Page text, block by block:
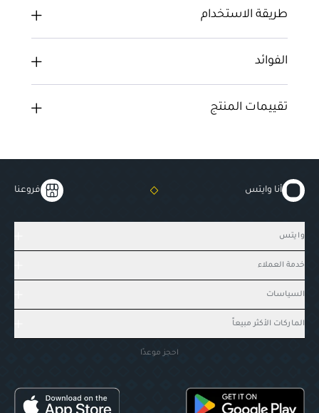
طريقة الاستخدام
الفوائد
تقييمات المنتج
أنا وايتس فروعنا
وايتس
خدمة العملاء
السياسات
الماركات الأكثر مبيعاً
احجز موعدًا